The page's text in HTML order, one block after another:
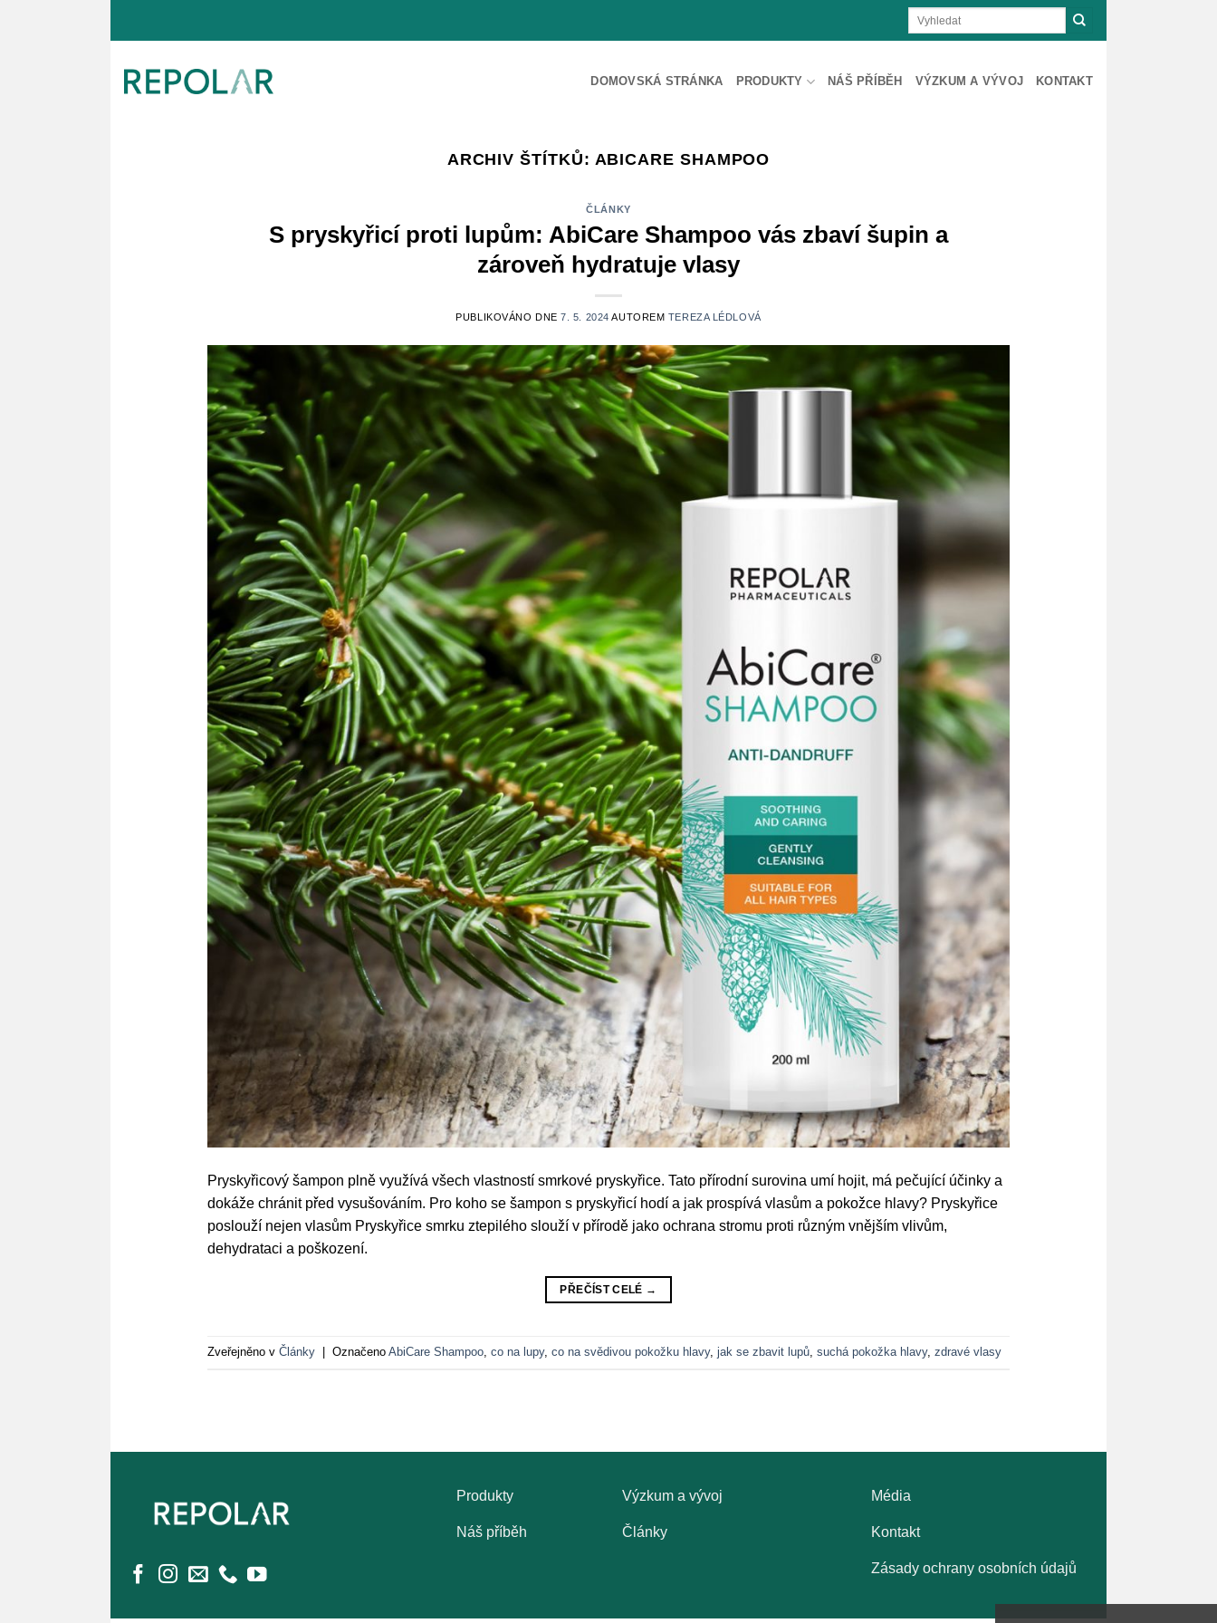
DOMOVSKÁ STRÁNKA PRODUKTY NÁŠ PŘÍBĚH VÝZKUM A VÝVOJ KONTAKT
ARCHIV ŠTÍTKŮ: ABICARE SHAMPOO
ČLÁNKY
S pryskyřicí proti lupům: AbiCare Shampoo vás zbaví šupin a
zároveň hydratuje vlasy
PUBLIKOVÁNO DNE7. 5. 2024 AUTOREM TEREZA LÉDLOVÁ
Pryskyřicový šampon plně využívá všech vlastností smrkové pryskyřice. Tato přírodní surovina umí hojit, má pečující účinky a
dokáže chránit před vysušováním. Pro koho se šampon s pryskyřicí hodí a jak prospívá vlasům a pokožce hlavy? Pryskyřice
poslouží nejen vlasům Pryskyřice smrku ztepilého slouží v přírodě jako ochrana stromu proti různým vnějším vlivům,
dehydrataci a poškození.
PŘEČÍST CELÉ →
Zveřejněno v Články Označeno AbiCare Shampoo, co na lupy, co na svědivou pokožku hlavy, jak se zbavit lupů, suchá pokožka hlavy, zdravé vlasy
Produkty
Náš příběh
Výzkum a vývoj
Články
Média
Kontakt
Zásady ochrany osobních údajů